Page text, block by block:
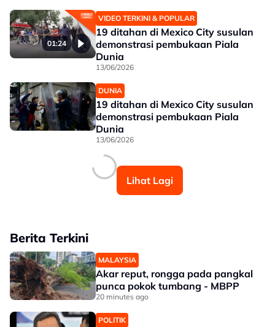
01:24
VIDEO TERKINI & POPULAR
19 ditahan di Mexico City susulan
demonstrasi pembukaan Piala
Dunia
13/06/2026
DUNIA
19 ditahan di Mexico City susulan
demonstrasi pembukaan Piala
Dunia
13/06/2026
Lihat Lagi
Berita Terkini
MALAYSIA
Akar reput, rongga pada pangkal
punca pokok tumbang - MBPP
20 minutes ago
POLITIK